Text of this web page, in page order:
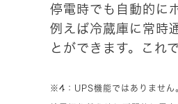
停電時でも自動的に
例えば冷蔵庫に常時
とができます。これ
※4：UPS機能ではありません